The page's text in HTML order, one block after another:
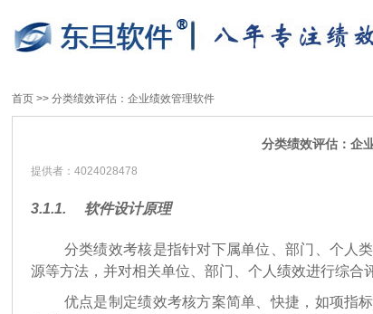
首页 >> 分类绩效评估：企业绩效管理软件
分类绩效评估：企
提供者：4024028478
3.1.1. 软件设计原理
分类绩效考核是指针对下属单位、部门、个人
源等方法，并对相关单位、部门、个人绩效进行综合
优点是制定绩效考核方案简单、快捷，如项指